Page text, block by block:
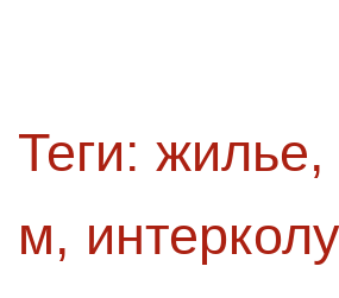
Теги: жилье,
м,